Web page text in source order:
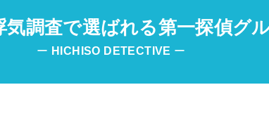
気調査で選ばれる第一探偵グ
ー HICHISO DETECTIVE ー